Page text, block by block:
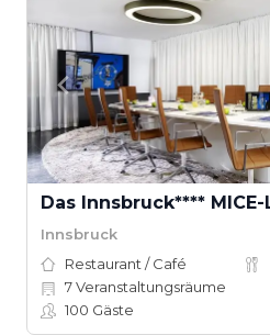
Innsbruck
Restaurant / Café
7Veranstaltungsräume
100 Gäste